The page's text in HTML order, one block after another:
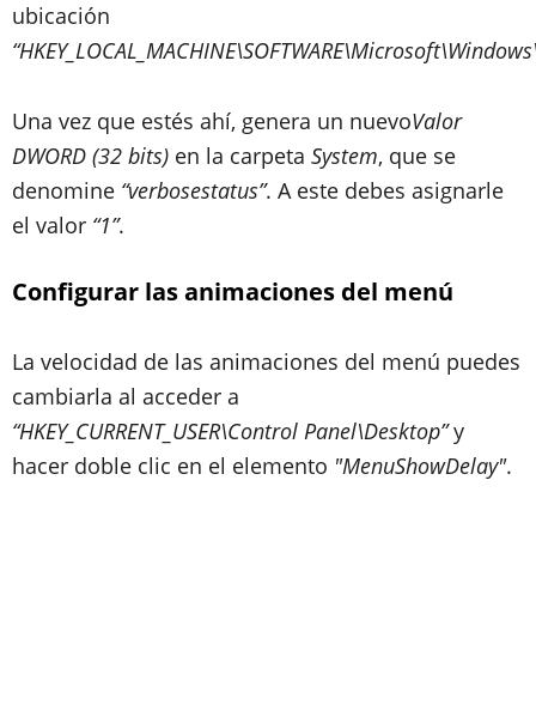
ubicación
Una vez que estés ahí, genera un nuevoValor
DWORD (32 bits) en la carpeta System, que se
denomine “verbosestatus”. A este debes asignarle
el valor “1”.
Configurar las animaciones del menú
La velocidad de las animaciones del menú puedes
cambiarla al acceder a
“HKEY_CURRENT_USER\Control Panel\Desktop”y
hacer doble clic en el elemento "MenuShowDelay".